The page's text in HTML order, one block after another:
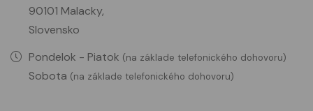
90101 Malacky,
Slovensko
Pondelok - Piatok (na základe telefonického dohovoru)
Sobota (na základe telefonického dohovoru)